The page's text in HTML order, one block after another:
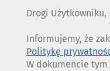
Drogi Użytkowniku,
Informujemy, że
Politykę
W dokumencie